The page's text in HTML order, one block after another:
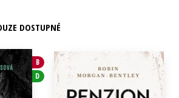
DOSTUPNÉ
B
D